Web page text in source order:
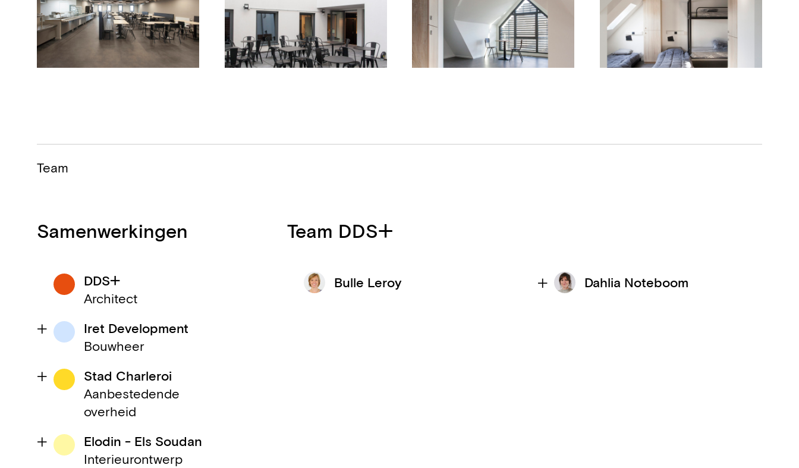
Team
Samenwerkingen
DDS+
Architect
Iret Development
Bouwheer
Stad Charleroi
Aanbestedende
overheid
Elodin - Els Soudan
Interieurontwerp
Team DDS+
Bulle Leroy Dahlia Noteboom